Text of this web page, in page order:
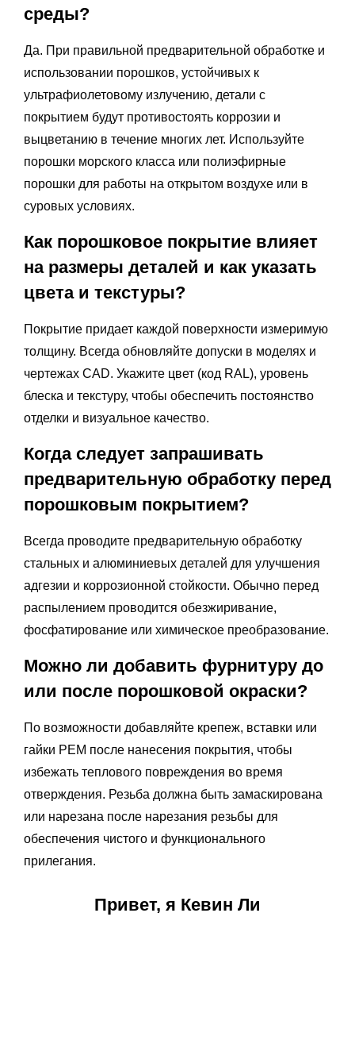
среды?
Да. При правильной предварительной обработке и
использовании порошков, устойчивых к
ультрафиолетовому излучению, детали с
покрытием будут противостоять коррозии и
выцветанию в течение многих лет. Используйте
порошки морского класса или полиэфирные
порошки для работы на открытом воздухе или в
суровых условиях.
Как порошковое покрытие влияет
на размеры деталей и как указать
цвета и текстуры?
Покрытие придает каждой поверхности измеримую
толщину. Всегда обновляйте допуски в моделях и
чертежах CAD. Укажите цвет (код RAL), уровень
блеска и текстуру, чтобы обеспечить постоянство
отделки и визуальное качество.
Когда следует запрашивать
предварительную обработку перед
порошковым покрытием?
Всегда проводите предварительную обработку
стальных и алюминиевых деталей для улучшения
адгезии и коррозионной стойкости. Обычно перед
распылением проводится обезжиривание,
фосфатирование или химическое преобразование.
Можно ли добавить фурнитуру до
или после порошковой окраски?
По возможности добавляйте крепеж, вставки или
гайки PEM после нанесения покрытия, чтобы
избежать теплового повреждения во время
отверждения. Резьба должна быть замаскирована
или нарезана после нарезания резьбы для
обеспечения чистого и функционального
прилегания.
Привет, я Кевин Ли